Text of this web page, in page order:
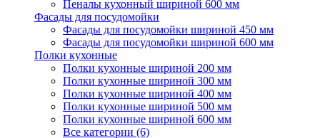
Пеналы кухонный шириной 600 мм
Фасады для посудомойки
Фасады для посудомойки шириной 450 мм
Фасады для посудомойки шириной 600 мм
Полки кухонные
Полки кухонные шириной 200 мм
Полки кухонные шириной 300 мм
Полки кухонные шириной 400 мм
Полки кухонные шириной 500 мм
Полки кухонные шириной 600 мм
Все категории (6)